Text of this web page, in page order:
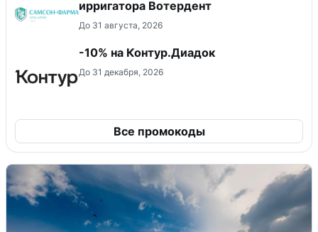
ирригатора Вотердент
До 31 августа, 2026
-10% на Контур.Диадок
До 31 декабря, 2026
Все промокоды